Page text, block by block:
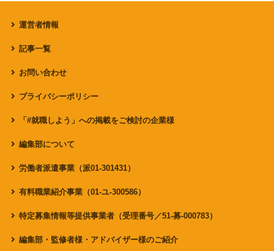
運営者情報
記事一覧
お問い合わせ
プライバシーポリシー
「#就職しよう」への掲載をご検討の企業様
編集部について
労働者派遣事業（派01-301431）
有料職業紹介事業（01-ユ-300586）
特定募集情報等提供事業者（受理番号／51-募-000783）
編集部・監修者様・アドバイザー様のご紹介